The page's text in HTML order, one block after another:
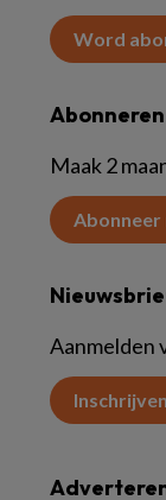
Word
Abonneren
Maak 2
Abonneer
Aanmelden
Inschrijven